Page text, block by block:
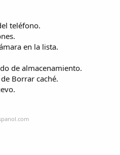
teléfono.
en la lista.
de almacenamiento.
Borrar caché.